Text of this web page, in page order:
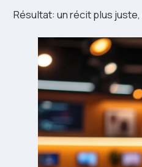
Résultat: un récit plus